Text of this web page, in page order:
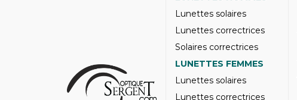
Lunettes solaires
Lunettes correctrices
Solaires correctrices
LUNETTES FEMMES
Lunettes solaires
Lunettes correctrices